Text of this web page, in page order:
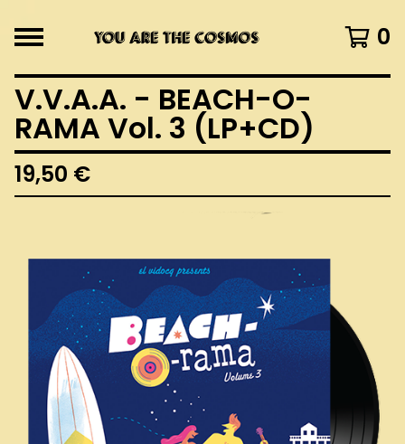
0
V.V.A.A. - BEACH-O-
RAMA Vol. 3 (LP+CD)
19,50 €